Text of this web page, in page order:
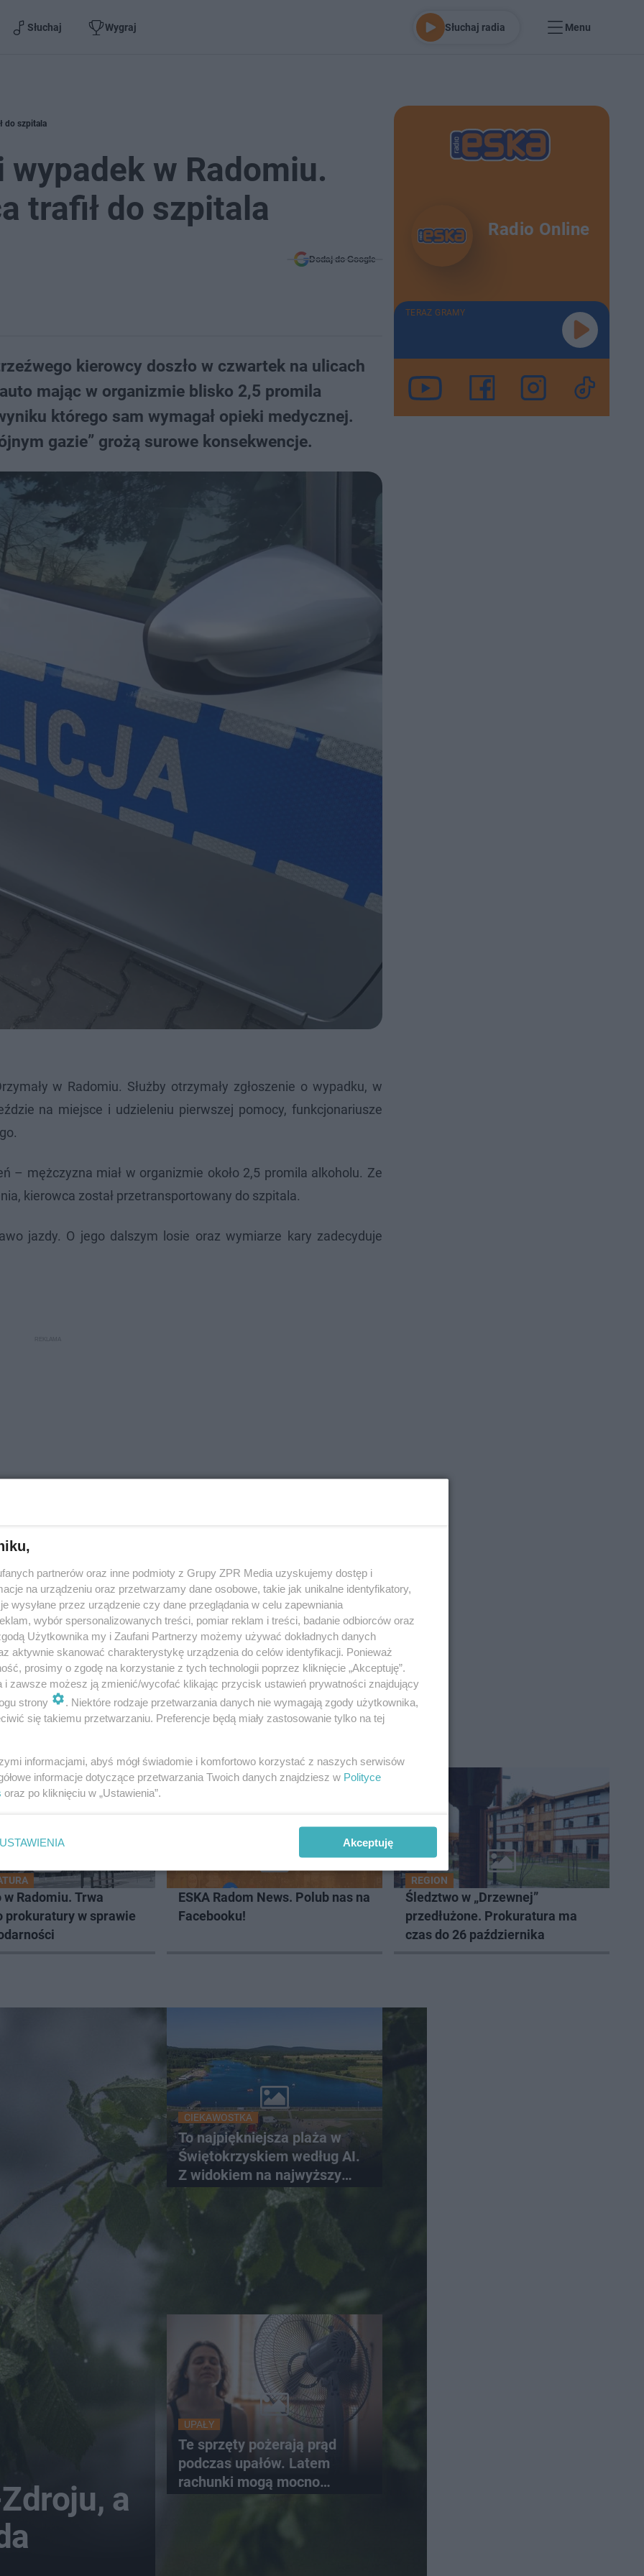
Słuchaj Wygraj Słuchaj radia Menu
do szpitala
w Radomiu.
trafił do szpitala
Dodaj do Google
kierowcy doszło w czwartek na ulicach
mając w organizmie blisko 2,5 promila
którego sam wymagał opieki medycznej.
gazie” grożą surowe konsekwencje.
w Radomiu. Służby otrzymały zgłoszenie o wypadku, w
na miejsce i udzieleniu pierwszej pomocy, funkcjonariusze
– mężczyzna miał w organizmie około 2,5 promila alkoholu. Ze
kierowca został przetransportowany do szpitala.
jazdy. O jego dalszym losie oraz wymiarze kary zadecyduje
po raz kolejny apelują o rozsądek i odpowiedzialność. Jazda
uprawnień, ale przede wszystkim realne zagrożenie dla życia
pojazdem mechanicznym w stanie nietrzeźwości grozi: kara do
zakaz prowadzenia pojazdów.
Radio Online
TERAZ GRAMY
Radomiu. Trwa
prokuratury w sprawie
ESKA Radom News. Polub nas na
Facebooku!
REGION
Śledztwo w „Drzewnej”
przedłużone. Prokuratura ma
czas do 26 października
a
CIEKAWOSTKA
To najpiękniejsza plaża w
Świętokrzyskiem według AI.
Z widokiem na najwyższy
szczyt Gór Świętokrzyskich
UPAŁY
Te sprzęty pożerają prąd
podczas upałów. Latem
rachunki mogą mocno
partnerów oraz inne podmioty z Grupy ZPR Media uzyskujemy dostęp i
na urządzeniu oraz przetwarzamy dane osobowe, takie jak unikalne identyfikatory,
wysyłane przez urządzenie czy dane przeglądania w celu zapewniania
wybór spersonalizowanych treści, pomiar reklam i treści, badanie odbiorców oraz
Użytkownika my i Zaufani Partnerzy możemy używać dokładnych danych
aktywnie skanować charakterystykę urządzenia do celów identyfikacji. Ponieważ
prosimy o zgodę na korzystanie z tych technologii poprzez kliknięcie „Akceptuję”.
i zawsze możesz ją zmienić/wycofać klikając przycisk ustawień prywatności znajdujący
strony
. Niektóre rodzaje przetwarzania danych nie wymagają zgody użytkownika,
się takiemu przetwarzaniu. Preferencje będą miały zastosowanie tylko na tej
informacjami, abyś mógł świadomie i komfortowo korzystać z naszych serwisów
informacje dotyczące przetwarzania Twoich danych znajdziesz w Polityce
oraz po kliknięciu w „Ustawienia”.
USTAWIENIA Akceptuję